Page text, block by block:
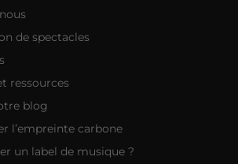
de spectacles
ressources
blog
l’empreinte carbone
un label de musique ?